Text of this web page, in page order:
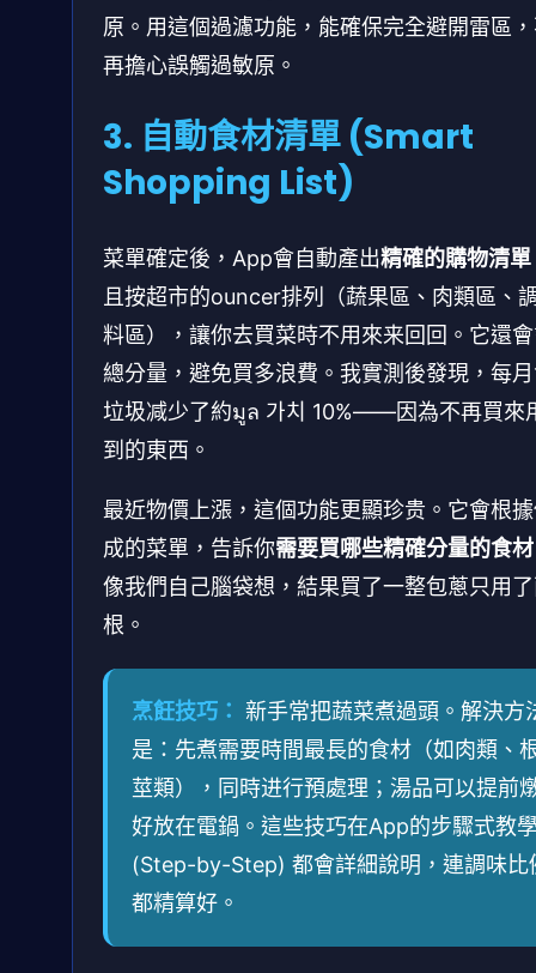
原。用這個過濾功能，能確保完全避開雷區
再擔心誤觸過敏原。
3. 自動食材清單 (Smart
Shopping List)
菜單確定後，App會自動產出精確的購物清單
且按超市的ouncer排列（蔬果區、肉類區、
料區），讓你去買菜時不用來来回回。它還
總分量，避免買多浪費。我實測後發現，每
垃圾减少了約มูล 가치 10%——因為不再買來
到的東西。
最近物價上漲，這個功能更顯珍贵。它會根
成的菜單，告訴你需要買哪些精確分量的食材
像我們自己腦袋想，結果買了一整包蔥只用
根。
烹飪技巧： 新手常把蔬菜煮過頭。解決方
是：先煮需要時間最長的食材（如肉類、
莖類），同時进行預處理；湯品可以提前
好放在電鍋。這些技巧在App的步驟式教
(Step-by-Step) 都會詳細說明，連調味比
都精算好。